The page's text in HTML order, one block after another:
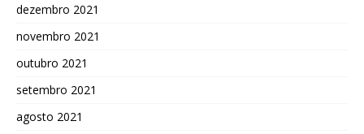
dezembro 2021
novembro 2021
outubro 2021
setembro 2021
agosto 2021